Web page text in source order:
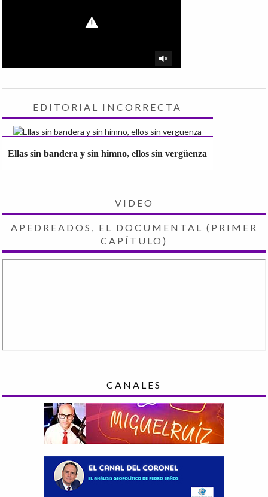
EDITORIAL INCORRECTA
Ellas sin bandera y sin himno, ellos sin vergüenza
VIDEO
APEDREADOS, EL DOCUMENTAL (PRIMER
CAPÍTULO)
CANALES